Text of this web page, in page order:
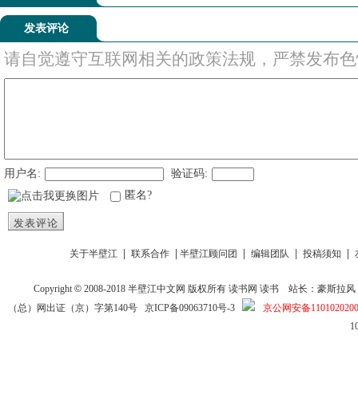
发表评论
请自觉遵守互联网相关的政策法规，严禁发布
用户名:
验证码:
匿名?
发表评论
关于半壁江 联系合作 半壁江顾问团 编辑团队 投稿须知
Copyright © 2008-2018半壁江中文网 版权所有读书网 读书
站长：豪斯拉风
（总）网出证（京）字第140号 京ICP备09063710号-3
京公网安备